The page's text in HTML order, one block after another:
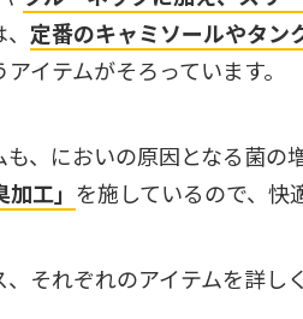
定番のキャミソールやタン
イテムがそろっています。
も、においの原因となる菌の
加工」 を施しているので、快
、それぞれのアイテムを詳し